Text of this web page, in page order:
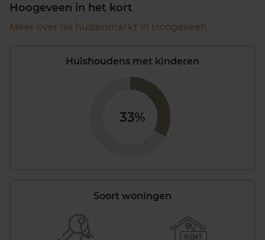
Hoogeveen in het kort
Meer over de huizenmarkt in Hoogeveen
Huishoudens met kinderen
33%
Soort woningen